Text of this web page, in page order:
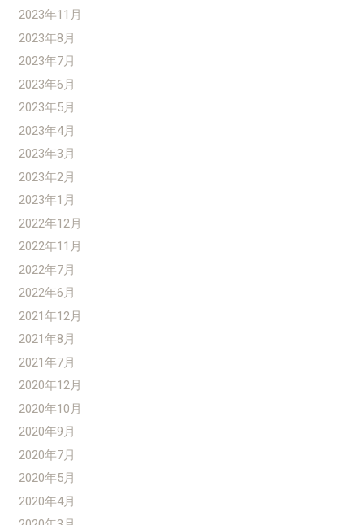
2023年11月
2023年8月
2023年7月
2023年6月
2023年5月
2023年4月
2023年3月
2023年2月
2023年1月
2022年12月
2022年11月
2022年7月
2022年6月
2021年12月
2021年8月
2021年7月
2020年12月
2020年10月
2020年9月
2020年7月
2020年5月
2020年4月